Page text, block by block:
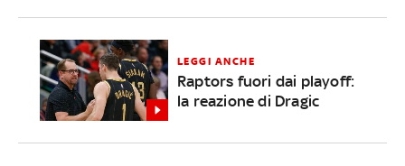
LEGGI ANCHE
Raptors fuori dai playoff:
la reazione di Dragic